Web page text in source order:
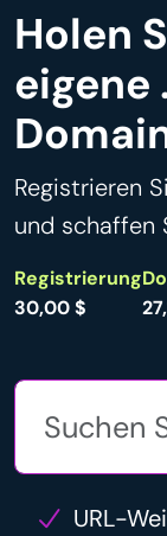
Holen
Registrieren
und schaffen
Registrierung
30,00 $
URL-